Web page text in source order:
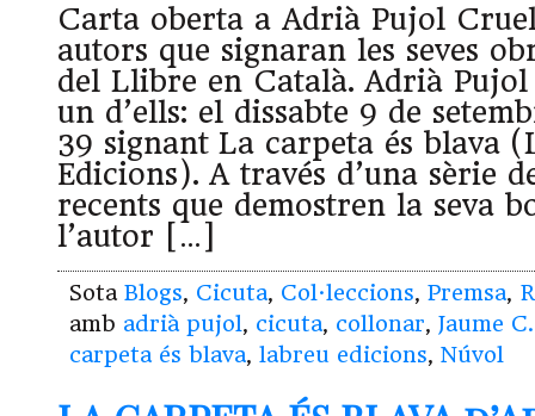
Carta oberta a Adrià Pujol
autors que signaran les seves
del Llibre en Català. Adrià Pujol
un d’ells: el dissabte 9 de
39 signant La carpeta és blava
Edicions). A través d’una sèrie
recents que demostren la seva
l’autor […]
Sota Blogs, Cicuta, Col·leccions, Premsa,
amb adrià pujol, cicuta, collonar, Jaume
carpeta és blava, labreu edicions, Núvol